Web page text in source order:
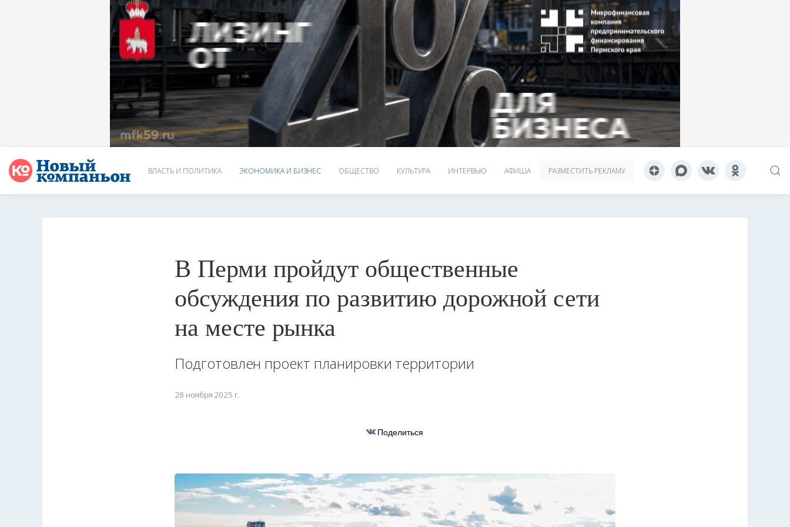
ВЛАСТЬ И ПОЛИТИКА ЭКОНОМИКА И БИЗНЕС ОБЩЕСТВО КУЛЬТУРА ИНТЕРВЬЮ АФИША РАЗМЕСТИТЬ РЕКЛАМУ
В Перми пройдут общественные
обсуждения по развитию дорожной сети
на месте рынка
Подготовлен проект планировки территории
28 ноября 2025 г.
Поделиться